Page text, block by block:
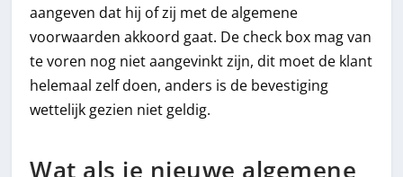
aangeven dat hij of zij met de algemene
voorwaarden akkoord gaat. De check box mag van
te voren nog niet aangevinkt zijn, dit moet de klant
helemaal zelf doen, anders is de bevestiging
wettelijk gezien niet geldig.
Wat als je nieuwe algemene